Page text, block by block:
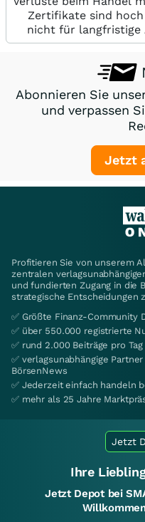
Zertifikate sind
nicht für langfristige
Abonnieren Sie
und verpassen
Jetzt
Profitieren Sie von unserem
zentralen
und fundierten Zugang in die
strategische Entscheidungen
✅ Größte Finanz-Community
✅ über 550.000 registrierte
✅ rund 2.000 Beiträge pro Tag
✅ verlagsunabhängige
BörsenNews
✅ Jederzeit einfach handeln
✅ mehr als 25 Jahre
Jetzt
Ihre
Jetzt Depot bei